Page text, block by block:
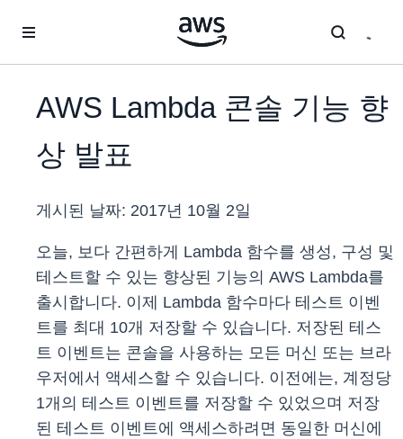
AWS Lambda 콘솔 기능 향
상 발표
게시된 날짜: 2017년 10월 2일
오늘, 보다 간편하게 Lambda 함수를 생성, 구성 및
테스트할 수 있는 향상된 기능의 AWS Lambda를
출시합니다. 이제 Lambda 함수마다 테스트 이벤
트를 최대 10개 저장할 수 있습니다. 저장된 테스
트 이벤트는 콘솔을 사용하는 모든 머신 또는 브라
우저에서 액세스할 수 있습니다. 이전에는, 계정당
1개의 테스트 이벤트를 저장할 수 있었으며 저장
된 테스트 이벤트에 액세스하려면 동일한 머신에